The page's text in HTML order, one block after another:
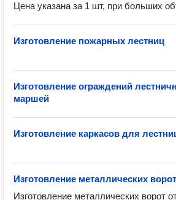
Цена указана за 1 шт, при больших
Изготовление пожарных лестниц
Изготовление ограждений
маршей
Изготовление каркасов для
Изготовление металлических ворот
Изготовление металлических ворот